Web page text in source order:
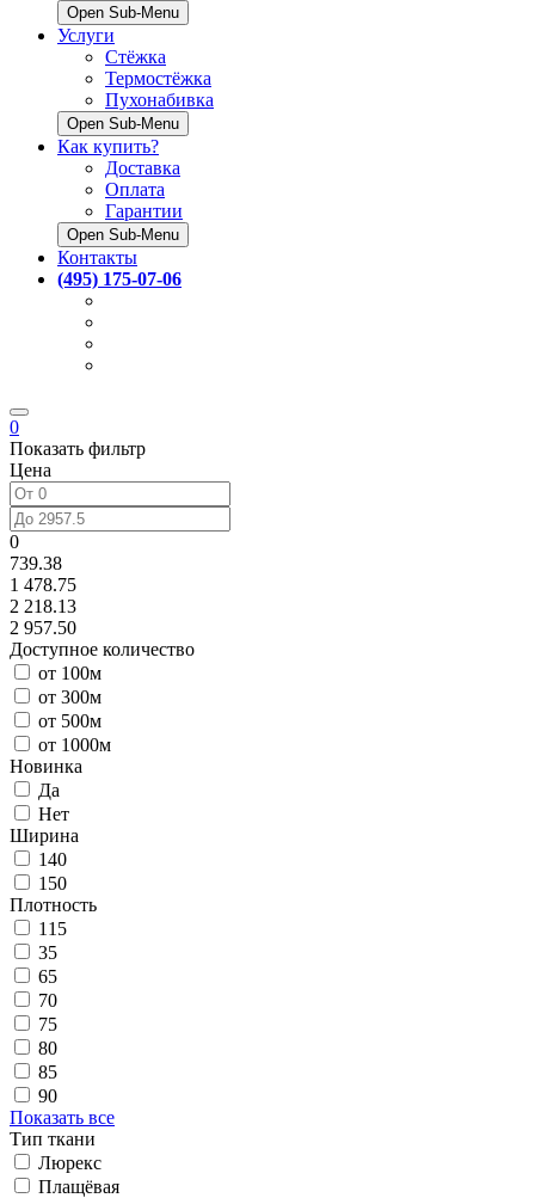
Open Sub-Menu
Услуги
Стёжка
Термостёжка
Пухонабивка
Open Sub-Menu
Как купить?
Доставка
Оплата
Гарантии
Open Sub-Menu
Контакты
(495) 175-07-06
0
Показать фильтр
Цена
0
739.38
1 478.75
2 218.13
2 957.50
Доступное количество
от 100м
от 300м
от 500м
от 1000м
Новинка
Да
Нет
Ширина
140
150
Плотность
115
35
65
70
75
80
85
90
Показать все
Тип ткани
Люрекс
Плащёвая